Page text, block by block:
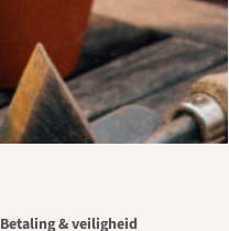
Betaling & veiligheid